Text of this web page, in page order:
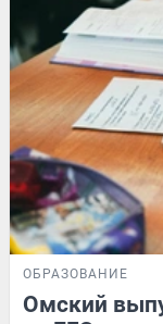
ОБРАЗОВАНИЕ
Омский